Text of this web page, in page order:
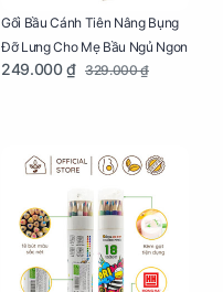
Gối Bầu Cánh Tiên Nâng Bụng
Đỡ Lưng Cho Mẹ Bầu Ngủ Ngon
249.000 ₫ 329.000 ₫